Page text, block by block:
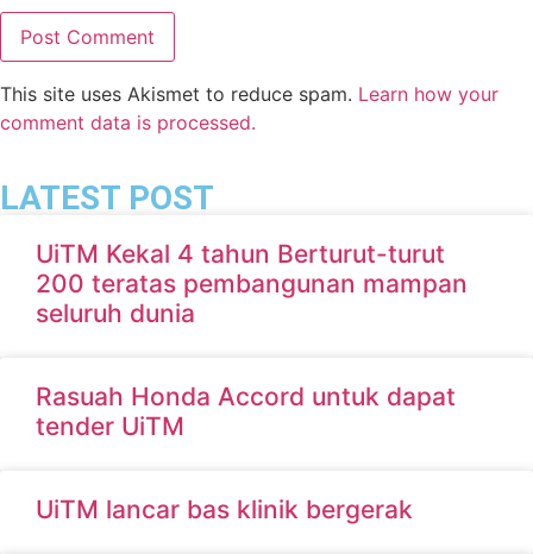
This site uses Akismet to reduce spam. Learn how your
comment data is processed.
LATEST POST
UiTM Kekal 4 tahun Berturut-turut
200 teratas pembangunan mampan
seluruh dunia
Rasuah Honda Accord untuk dapat
tender UiTM
UiTM lancar bas klinik bergerak